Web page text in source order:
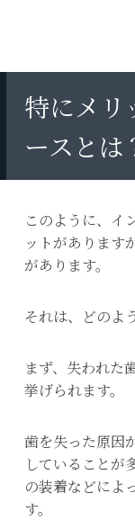
特にメリ
ースとは
このように、イ
ットがあります
があります。
それは、どのよ
まず、失われた
挙げられます。
歯を失った原因
していることが
の装着などによ
す。